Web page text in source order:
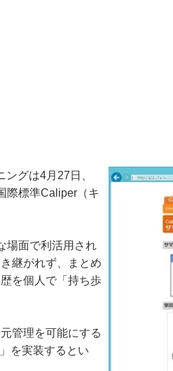
グは4月27日、
際標準Caliper（キ
場面で利活用され
継がれず、まとめ
を個人で「持ち歩
管理を可能にする
を実装するとい